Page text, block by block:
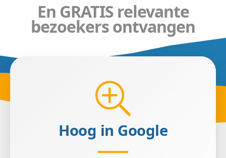
En GRATIS relevante
bezoekers ontvangen
Hoog in Google